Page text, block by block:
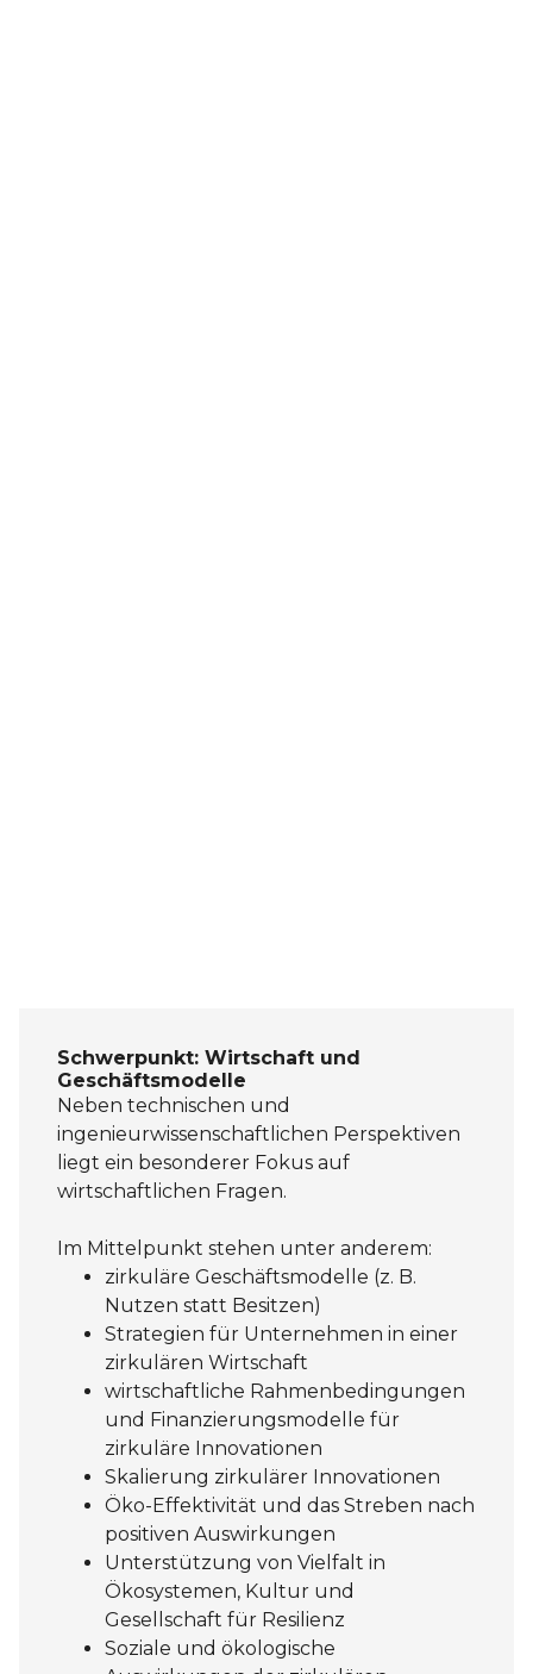
Schwerpunkt: Wirtschaft und
Geschäftsmodelle
Neben technischen und
ingenieurwissenschaftlichen Perspektiven
liegt ein besonderer Fokus auf
wirtschaftlichen Fragen.
Im Mittelpunkt stehen unter anderem:
zirkuläre Geschäftsmodelle (z. B.
Nutzen statt Besitzen)
Strategien für Unternehmen in einer
zirkulären Wirtschaft
wirtschaftliche Rahmenbedingungen
und Finanzierungsmodelle für
zirkuläre Innovationen
Skalierung zirkulärer Innovationen
Öko-Effektivität und das Streben nach
positiven Auswirkungen
Unterstützung von Vielfalt in
Ökosystemen, Kultur und
Gesellschaft für Resilienz
Soziale und ökologische